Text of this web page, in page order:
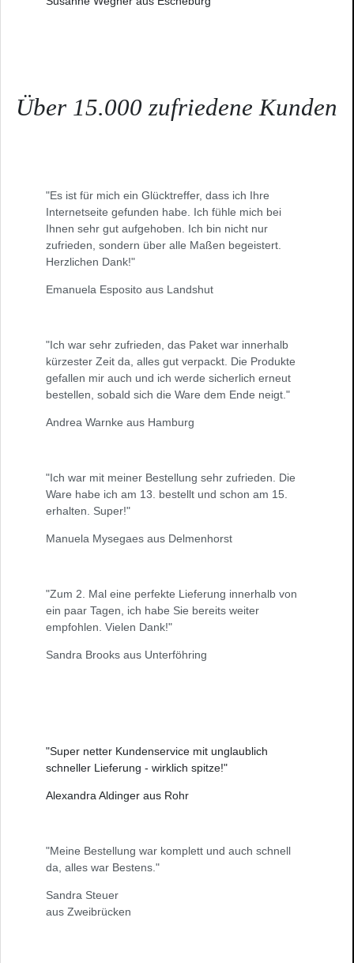
Über 15.000 zufriedene Kunden
"Es ist für mich ein Glücktreffer, dass ich Ihre
Internetseite gefunden habe. Ich fühle mich bei
Ihnen sehr gut aufgehoben. Ich bin nicht nur
zufrieden, sondern über alle Maßen begeistert.
Herzlichen Dank!"
Emanuela Esposito aus Landshut
"Ich war sehr zufrieden, das Paket war innerhalb
kürzester Zeit da, alles gut verpackt. Die Produkte
gefallen mir auch und ich werde sicherlich erneut
bestellen, sobald sich die Ware dem Ende neigt."
Andrea Warnke aus Hamburg
"Ich war mit meiner Bestellung sehr zufrieden. Die
Ware habe ich am 13. bestellt und schon am 15.
erhalten. Super!"
Manuela Mysegaes aus Delmenhorst
"Zum 2. Mal eine perfekte Lieferung innerhalb von
ein paar Tagen, ich habe Sie bereits weiter
empfohlen. Vielen Dank!"
Sandra Brooks aus Unterföhring
"Super netter Kundenservice mit unglaublich
schneller Lieferung - wirklich spitze!"
Alexandra Aldinger aus Rohr
"Meine Bestellung war komplett und auch schnell
da, alles war Bestens."
Sandra Steuer
aus Zweibrücken